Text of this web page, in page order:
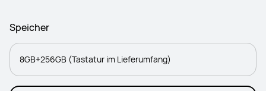
Speicher
8GB+256GB (Tastatur im Lieferumfang)